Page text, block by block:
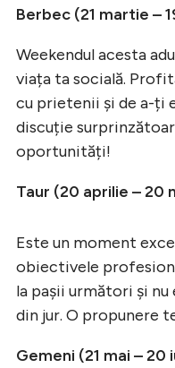
Berbec (21 martie –
Weekendul acesta
viața ta socială.
cu prietenii și de a-ți
discuție
oportunități!
Taur (20 aprilie – 20
Este un moment
obiectivele
la pașii următori și
din jur. O propunere
Gemeni (21 mai – 20